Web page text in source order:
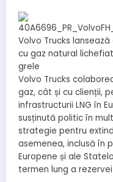
Volvo Trucks
gaz, cât și cu clienții,
infrastructurii LNG în
susținută politic în
strategie pentru
asemenea, inclusă în
Europene și ale
termen lung a